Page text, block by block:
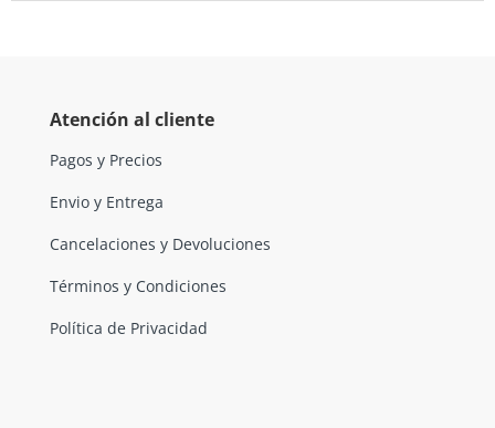
Atención al cliente
Pagos y Precios
Envio y Entrega
Cancelaciones y Devoluciones
Términos y Condiciones
Política de Privacidad